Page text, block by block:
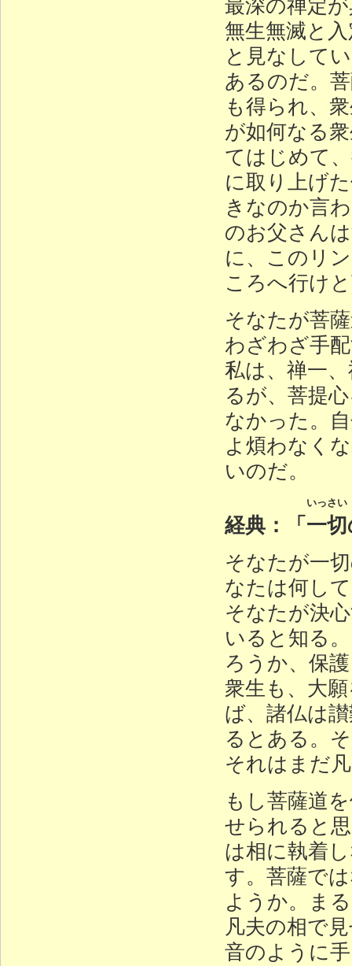
無生無滅と
と見なして
あるのだ。
も得られ、
が如何なる
てはじめて
に取り上げ
きなのか言
のお父さん
に、このリ
ころへ行け
そなたが菩
わざわざ手
私は、禅一
るが、菩提
なかった。
よ煩わなく
いのだ。
経典：「一切
いっさい
そなたが一
なたは何し
そなたが決
いると知る
ろうか、保
衆生も、大
ば、諸仏は
るとある。
それはまだ
もし菩薩道
せられると
は相に執着
す。菩薩で
ようか。ま
凡夫の相で
音のように